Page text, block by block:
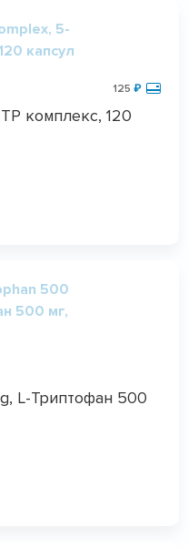
125 ₽
комплекс, 120
L-Триптофан 500